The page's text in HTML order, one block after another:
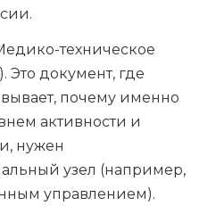
техническое
Это документ, где
почему именно
активности и
нужен
узел (например,
управлением).